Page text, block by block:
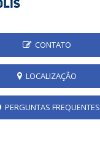
CONTATO
LOCALIZAÇÃO
PERGUNTAS FREQUENTES